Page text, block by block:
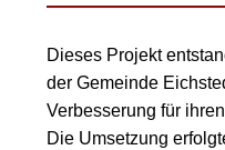
Dieses Projekt
der Gemeinde
Verbesserung für
Die Umsetzung